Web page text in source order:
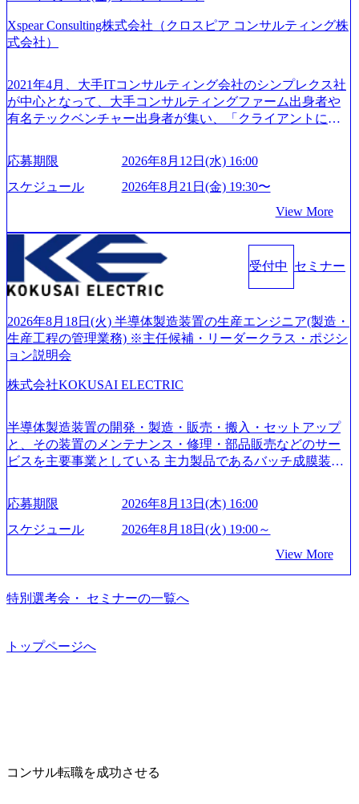
の社員が活躍している。 年間休日120日以上、完全週休2日
制、有給休暇初年度10日（消化率46.3%）、特別休暇5日な
ど、充実した休暇制度を整備している。 ​ 月平均残業時間は
リフレッシュ休暇など、社員同士の交流や健康をサポート
する取り組みが充実している。 2026年8月13日(木) 19:00～2
0:30予定 2026年8月7日(金) 16:00 コンサル業界の動向や業務
界セミナーを実施しています。 ●前回開催時のアンケート
ージのぼんやりしていた部分が明確になりました」「業界
の全体感や実際に働いていらっしゃる方の体感的なお話を
回す、結果が出るまでやり抜く 2026年8月14日(金) 19:00〜2
0:00 (60分) 2026年8月7日(金) 16:00 本説明会は、選考の前段
です。評価の場ではないため、キャリアを検討中の段階の
方にもご参加いただけます。 連休中の平日夜という日程の
ため、在職中の方も有給を取得することなく、現職への配
慮なくご参加いただけます。帰省先からのオンライン参加
旅行事業の内容とビジネスモデル/今後の構想・事業展開/入
社後のキャリアパス ・質疑応答(20分) オンライン (Google M
eet) ・営業・マーケティングなど、ビジネスサイドでのキャ
リアを検討されている方 ・転職を具体的に決めてはいない
が、情報収集を進めたい段階の方 ・東京・大阪での勤務を
希望される方
Xspear Consulting株式会社（クロスピア コンサルティング株
式会社）
2021年4月、大手ITコンサルティング会社のシンプレクス社
が中心となって、大手コンサルティングファーム出身者や
有名テックベンチャー出身者が集い、「クライアントにと
い」という想いの下で立ち上げた新鋭ファーム テクノロジ
ーがビジネスの成功に大きな影響力を持つDX時代におい
て、20年以上にわたってFintech業界を中心に最先端テクノ
つ、あらゆる業種・業界のクライアントの企業価値の最大
化を支援するために、戦略策定、組織改革、人材育成、業
務改善、実行支援などのコンサルティングサービスを一気
通貫で提供するのが特徴（いわゆる総合コンサルティング
ファーム） 社名の由来は”DXエリアにSpir（槍）を指して
ていく”という位置づけ 一昔前は金融が強い企業として認知
されていたが、現在金融の売上割合は全体の3割。現在はTo
C事業を始め、パブリック、製造業、通信、エンタメ、教
はあるが、社員の興味のある分野やスキルを活用したいな
着けたい方でも幅広に経験を積みたい方でも、キャリア形
成が柔軟に可能な環境である。 https://storage.googleapis.com/
our-vision-production.appspot.com/public/images/20240925204135
_93b1bff3-f71c-4bc9-8bd9-72a8a4826007_1200x554.webp https://
mages/20250502152751_46c65543-87ef-4e86-a85a-8649e1c532f9
_956x512.webp https://storage.googleapis.com/our-vision-producti
on.appspot.com/public/images/20250502152804_ba6aaa1a-9ffc-4f
m/our-vision-production.appspot.com/public/images/202505021528
ング会社で、NRI、NTTDATAと同じく世界のFinTech Ranki
開発、運用保守と言った全工程を行う「一気通貫体制」が
特長 ビジネスへの深い理解を持つコンサルタントが集うXs
報 (https://www.xspear.co.jp/member/)一部抜粋 - 伊勢山 昇吾氏:
応募期限
2026年8月12日(水) 16:00
スケジュール
2026年8月21日(金) 19:30〜
View More
受付中 セミナー
2026年8月18日(火) 半導体製造装置の生産エンジニア(製造・
生産工程の管理業務) ※主任候補・リーダークラス・ポジシ
ョン説明会
株式会社KOKUSAI ELECTRIC
半導体製造装置の開発・製造・販売・搬入・セットアップ
と、その装置のメンテナンス・修理・部品販売などのサー
ビスを主要事業としている 主力製品であるバッチ成膜装置
世界トップクラスのシェアを有している 技術と対話を通じ
て未来を創造し、社会課題の解決に貢献することを目指し
ている Mission:私たちの技術/私たちの対話 Vision:夢を未来
話 IoT社会の浸透、AIの加速等により半導体需要は世界中で
急伸長しており、それに伴い半導体製造装置の需要も伸長
中 https://storage.googleapis.com/our-vision-production.appspot.co
on-production.appspot.com/public/images/20260224131052_2abe7
cb8-329e-4a45-a8f5-73d9728b2cd7_1200x486.webp https://storag
アドバイザーによる自身のキャリア構築をめざす「キャリ
応募期限
2026年8月13日(木) 16:00
スケジュール
2026年8月18日(火) 19:00～
View More
特別選考会・ セミナーの一覧へ
トップページへ
コンサル転職を成功させる